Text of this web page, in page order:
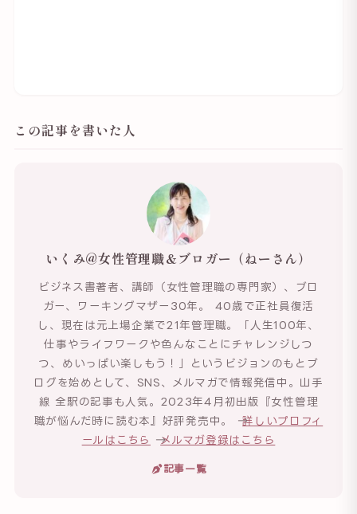
この記事を書いた人
いくみ@女性管理職＆ブロガー（ねーさん）
ビジネス書著者、講師（女性管理職の専門家）、ブロ
ガー、ワーキングマザー30年。 40歳で正社員復活
し、現在は元上場企業で21年管理職。「人生100年、
仕事やライフワークや色んなことにチャレンジしつ
つ、めいっぱい楽しもう！」というビジョンのもとブ
ログを始めとして、SNS、メルマガで情報発信中。山手
線 全駅の記事も人気。2023年4月初出版『女性管理
職が悩んだ時に読む本』好評発売中。 →詳しいプロフィ
ールはこちら
→メルマガ登録はこちら
記事一覧